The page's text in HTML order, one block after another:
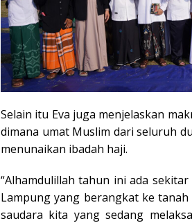
Selain itu Eva juga menjelaskan
dimana umat Muslim dari seluruh
menunaikan ibadah haji.
“Alhamdulillah tahun ini ada
Lampung yang berangkat ke
saudara kita yang sedang